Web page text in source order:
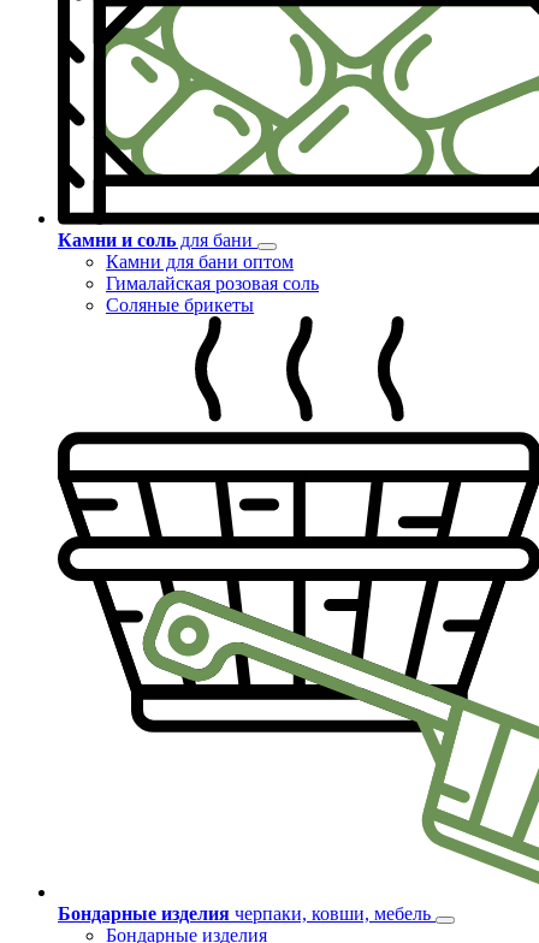
Камни и соль для бани
Камни для бани оптом
Гималайская розовая соль
Соляные брикеты
Бондарные изделия черпаки, ковши, мебель
Бондарные изделия